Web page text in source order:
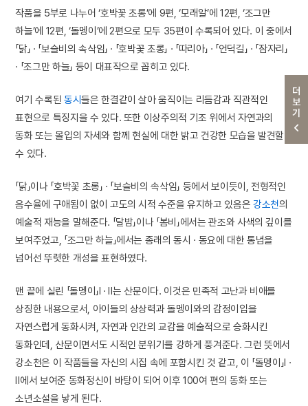
더보기
작품을 5부로 나누어 ‘호박꽃 초롱’에 9편, ‘모래알’에 12편, ‘조그만
하늘’에 12편, ‘돌멩이’에 2편으로 모두 35편이 수록되어 있다. 이 중에서
「닭」 · 「보슬비의 속삭임」 · 「호박꽃 초롱」 · 「따리아」 · 「언덕길」 · 「잠자리」
· 「조그만 하늘」 등이 대표작으로 꼽히고 있다.
여기 수록된 동시들은 한결같이 살아 움직이는 리듬감과 직관적인
표현으로 특징지을 수 있다. 또한 이상주의적 기조 위에서 자연과의
동화 또는 몰입의 자세와 함께 현실에 대한 밝고 건강한 모습을 발견할
수 있다.
「닭」이나 「호박꽃 초롱」 · 「보슬비의 속삭임」 등에서 보이듯이, 전형적인
음수율에 구애됨이 없이 고도의 시적 수준을 유지하고 있음은 강소천의
예술적 재능을 말해준다. 「달밤」이나 「봄비」에서는 관조와 사색의 깊이를
보여주었고, 「조그만 하늘」에서는 종래의 동시 · 동요에 대한 통념을
넘어선 뚜렷한 개성을 표현하였다.
맨 끝에 실린 「돌멩이」Ⅰ · Ⅱ는 산문이다. 이것은 민족적 고난과 비애를
상징한 내용으로서, 아이들의 상상력과 돌멩이와의 감정이입을
자연스럽게 동화시켜, 자연과 인간의 교감을 예술적으로 승화시킨
동화인데, 산문이면서도 시적인 분위기를 강하게 풍겨준다. 그런 뜻에서
강소천은 이 작품들을 자신의 시집 속에 포함시킨 것 같고, 이 「돌멩이」Ⅰ ·
Ⅱ에서 보여준 동화정신이 바탕이 되어 이후 100여 편의 동화 또는
소년소설을 낳게 된다.